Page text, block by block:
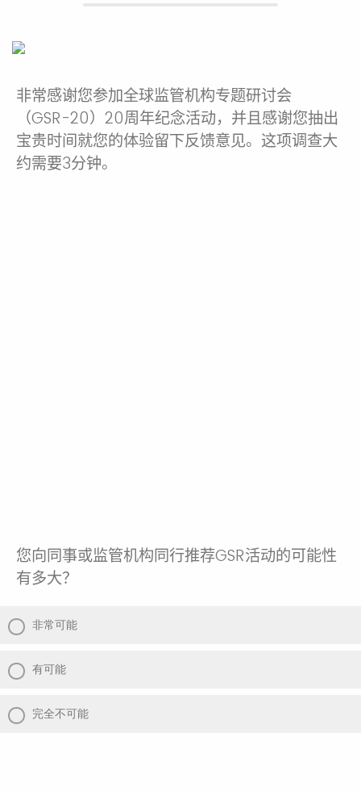
非常感谢您参加全球监管机构专题研讨会
（GSR-20） 20周年纪念活动，并且感谢您抽出
宝贵时间就您的体验留下反馈意见。这项调查大
约需要3分钟。
您向同事或监管机构同行推荐GSR活动的可能性
有多大？
非常可能
有可能
完全不可能